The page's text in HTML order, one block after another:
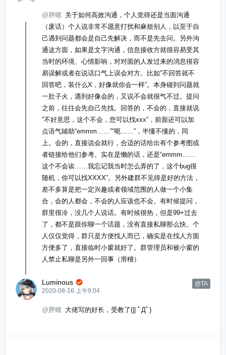
@胖螺 关于如何高效沟通，个人觉得还是当面沟通
（废话）个人说非常不愿意打扰和麻烦别人，以至于自
己遇到问题都会是自己先解决，而不是先去问。另外沟
通这方面，如果是文字沟通，信息接收方就很容易受其
当时的环境、心情影响，对对面的人发过来的消息很容
易误解或者在说话口气上误会对方。比如“不回答就不
回答吧，装什么X，好像就你会一样”。本身碰到问题就
一肚子火，遇到好像会的，又说不会就很气不过。提问
之前，往往会先自己先找。回答的，不会的，直接就说
“不好意思，这个不会，您可以找xxx”，前面还可以加
点语气辅助“emmm……”“呃……”，半懂不懂的，同
上。会的，直接说会就行，合适的话给出有个参考图或
者链接给他们参考。实在是懒的话，还是“emmm……
这个不会诶……我忘记我当时怎么弄的了，这个bug很
随机，你可以找XXXX”。另外建群不见得是好的方法，
差不多算是把一定兴趣或者领域范围的人做一个小集
合，会的人都会，不会的人应该也不会。有时候提问，
群里很冷，没几个人说话。有时候很热，但是99+过去
了，都不是跟你聊一个话题，没有直接私聊那么快。个
人仅仅觉得，群只是方便找人而已，确实是在找人方面
方便多了，直接临时小窗就好了。群管理员和被小窗的
人禁止私聊是另外一回事（滑稽）
Luminous @TA

2020-08-16 上午9:04
@胖螺 大佬写的好长，受教了(|| ﾟДﾟ)